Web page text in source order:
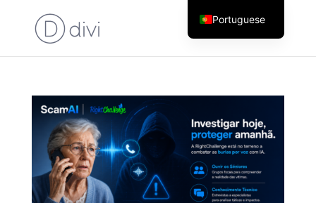
Portuguese
English